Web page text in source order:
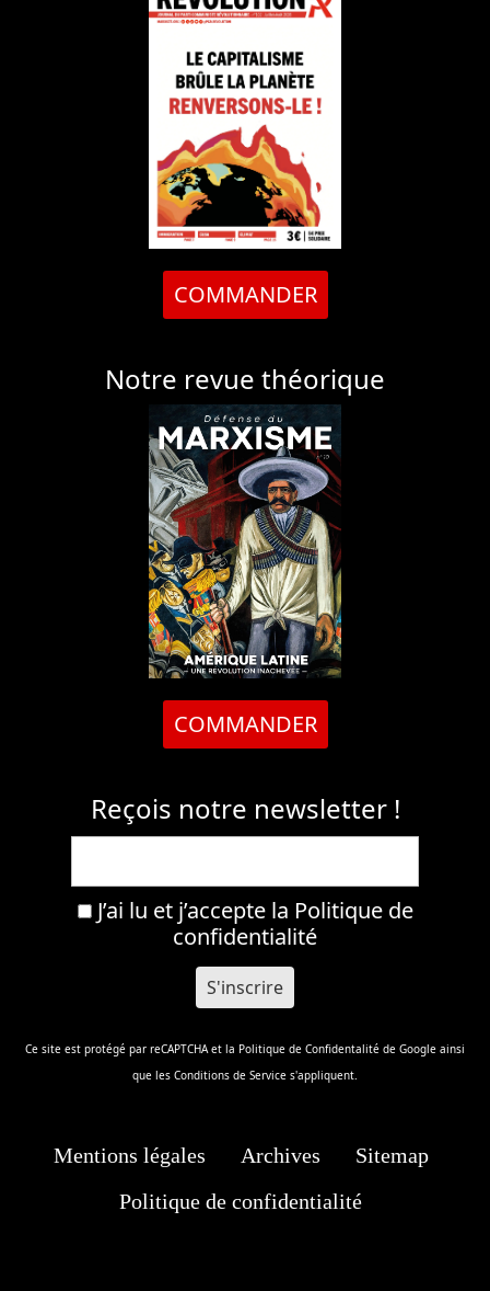
COMMANDER
Notre revue théorique
COMMANDER
Reçois notre newsletter !
J’ai lu et j’accepte la Politique de
confidentialité
Ce site est protégé par reCAPTCHA et la Politique de Confidentalité de Google ainsi
que les Conditions de Service s'appliquent.
Mentions légales Archives
Sitemap
Politique de confidentialité